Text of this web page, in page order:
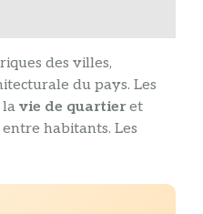
des villes,
du pays. Les
la vie de quartieret
habitants. Les